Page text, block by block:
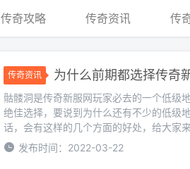
传奇攻略 传奇资讯 传
传奇资讯 为什么前期都选择传奇
骷髅洞是传奇新服网玩家必去的一个低级
绝佳选择，要说到为什么还有不少的低级
话，会有这样的几个方面的好处，给大家
发布时间：2022-03-22